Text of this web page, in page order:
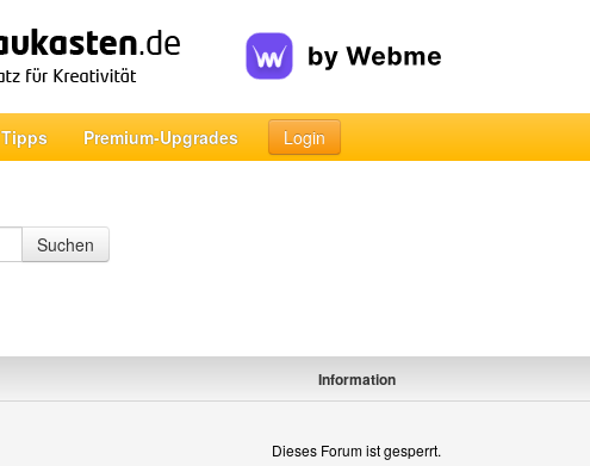
Tipps Premium-Upgrades Login
Suchen
Information
Dieses Forum ist gesperrt.